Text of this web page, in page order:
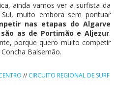
ainda vamos ver a surfista da
muito embora sem pontuar
nas etapas do Algarve
as de Portimão e Aljezur.
porque quero muito competir
Balsemão.
// CIRCUITO REGIONAL DE SURF